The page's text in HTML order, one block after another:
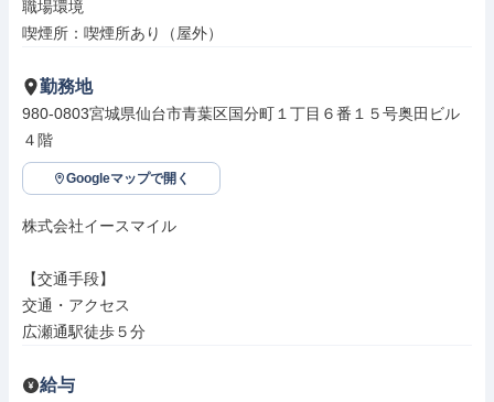
職場環境
喫煙所：喫煙所あり（屋外）
勤務地
980-0803宮城県仙台市青葉区国分町１丁目６番１５号奥田ビル
４階
Googleマップで開く
株式会社イースマイル
【交通手段】
交通・アクセス
広瀬通駅徒歩５分
給与